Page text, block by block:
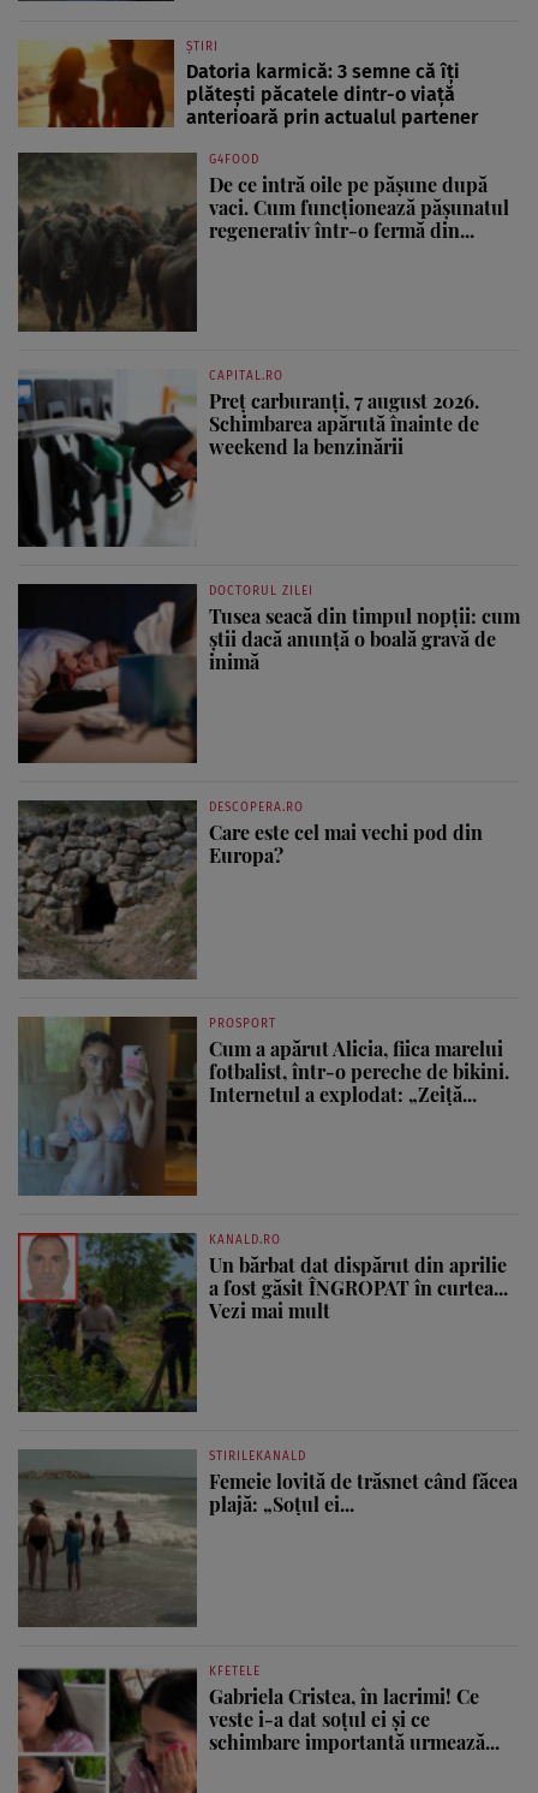
ȘTIRI
Datoria karmică: 3 semne că îți
plătești păcatele dintr-o viață
anterioară prin actualul partener
G4FOOD
De ce intră oile pe pășune după
vaci. Cum funcționează pășunatul
regenerativ într-o fermă din...
CAPITAL.RO
Preț carburanți, 7 august 2026.
Schimbarea apărută înainte de
weekend la benzinării
DOCTORUL ZILEI
Tusea seacă din timpul nopții: cum
știi dacă anunță o boală gravă de
inimă
DESCOPERA.RO
Care este cel mai vechi pod din
Europa?
PROSPORT
Cum a apărut Alicia, fiica marelui
fotbalist, într-o pereche de bikini.
Internetul a explodat: „Zeiță...
KANALD.RO
Un bărbat dat dispărut din aprilie
a fost găsit ÎNGROPAT în curtea...
Vezi mai mult
STIRILEKANALD
Femeie lovită de trăsnet când făcea
plajă: „Soțul ei...
KFETELE
Gabriela Cristea, în lacrimi! Ce
veste i-a dat soțul ei și ce
schimbare importantă urmează...